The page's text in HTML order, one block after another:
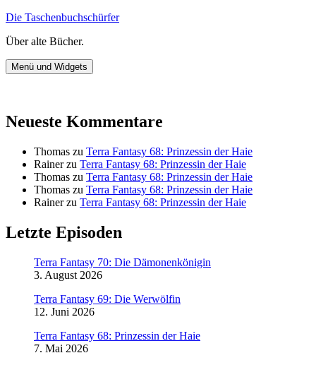
Zum
springen
Die Taschenbuchschürfer
Über alte Bücher.
Menü und Widgets
Neueste Kommentare
Thomas zu Terra Fantasy 68: Prinzessin der Haie
Rainerzu Terra Fantasy 68: Prinzessin der Haie
Thomas zu Terra Fantasy 68: Prinzessin der Haie
Thomas zu Terra Fantasy 68: Prinzessin der Haie
Rainerzu Terra Fantasy 68: Prinzessin der Haie
Letzte Episoden
Terra Fantasy 70: Die Dämonenkönigin
3. August 2026
Terra Fantasy 69: Die Werwölfin
12. Juni 2026
Terra Fantasy 68: Prinzessin der Haie
7. Mai 2026